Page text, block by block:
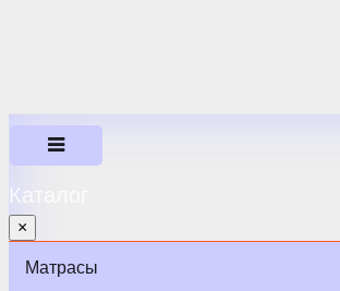
Каталог
×
Матрасы